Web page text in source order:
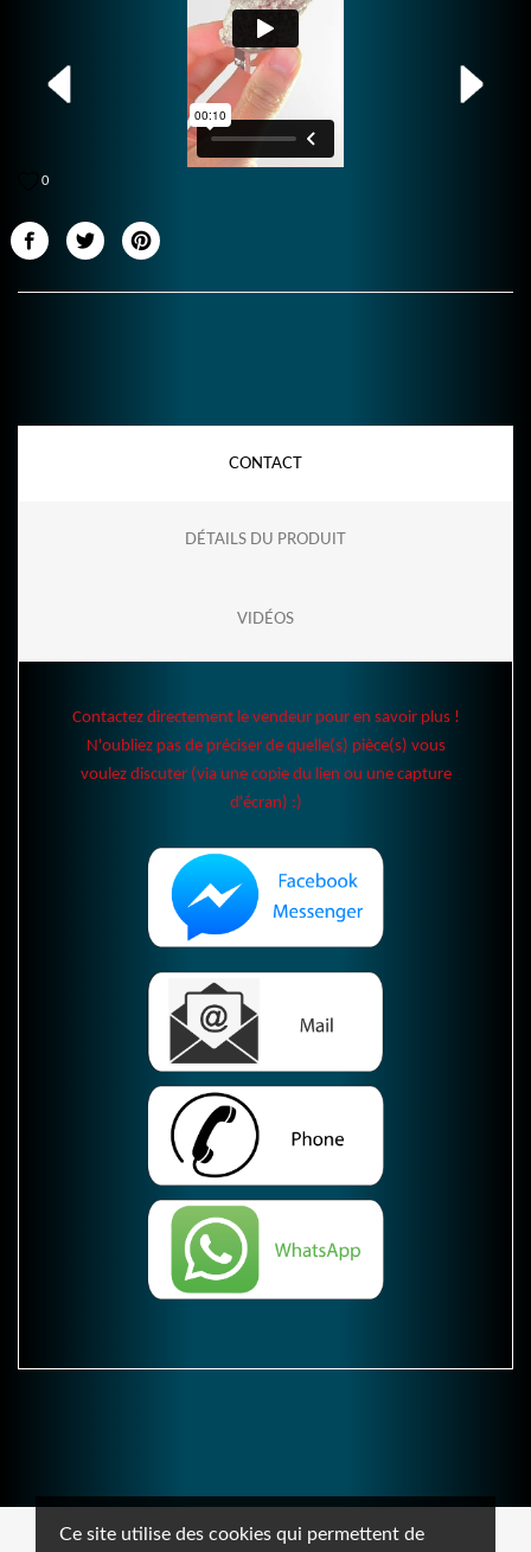
Ce site utilise des cookies qui permettent de
0
CONTACT
DÉTAILS DU PRODUIT
VIDÉOS
Contactez directement le vendeur pour en savoir plus !
N'oubliez pas de préciser de quelle(s) pièce(s) vous
voulez discuter (via une copie du lien ou une capture
d'écran) :)